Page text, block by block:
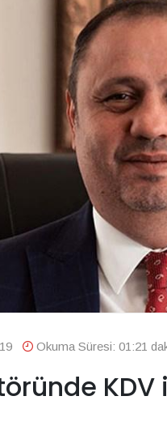
Okuma Süresi: 01:21